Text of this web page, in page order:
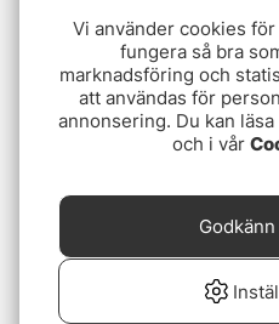
Vi använder cookies
fungera så bra
marknadsföring och
att användas för
annonsering. Du kan
och i vår